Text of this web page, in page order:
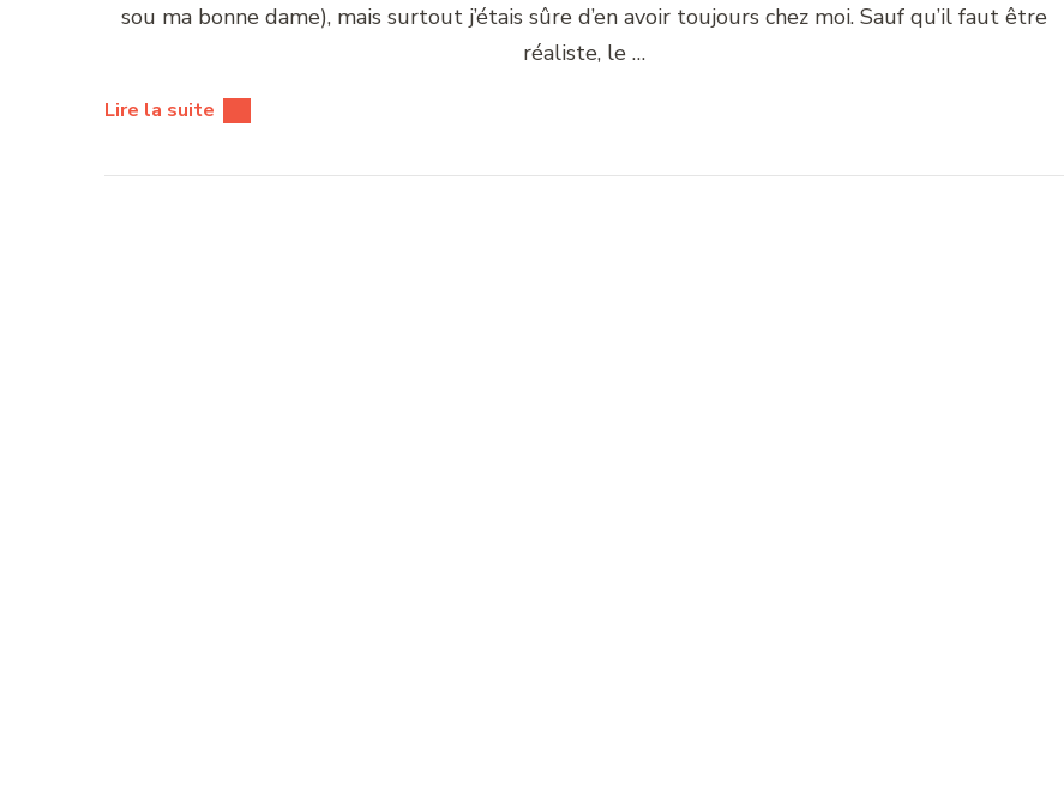
sou ma bonne dame), mais surtout j’étais sûre d’en avoir toujours chez moi. Sauf qu’il faut être
réaliste, le …
Lire la suite